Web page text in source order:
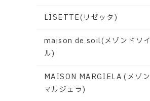
LISETTE(リゼッタ)
maison de soil(メゾンドソイ
ル)
MAISON MARGIELA (メゾン
マルジェラ)